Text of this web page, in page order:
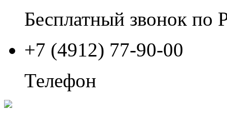
Бесплатный звонок по
+7 (4912) 77-90-00
Телефон